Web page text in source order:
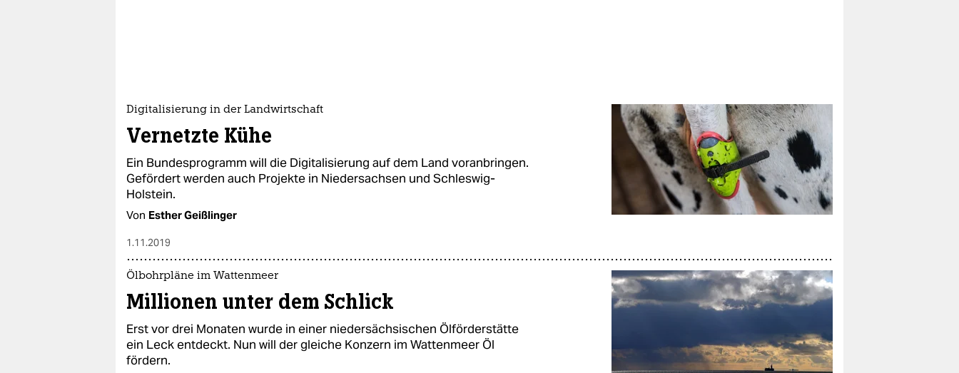
Digitalisierung in der Landwirtschaft
Vernetzte Kühe
Ein Bundesprogramm will die Digitalisierung auf dem Land voranbringen.
Gefördert werden auch Projekte in Niedersachsen und Schleswig-
Holstein.
Von Esther Geißlinger
1.11.2019
Ölbohrpläne im Wattenmeer
Millionen unter dem Schlick
Erst vor drei Monaten wurde in einer niedersächsischen Ölförderstätte
ein Leck entdeckt. Nun will der gleiche Konzern im Wattenmeer Öl
fördern.